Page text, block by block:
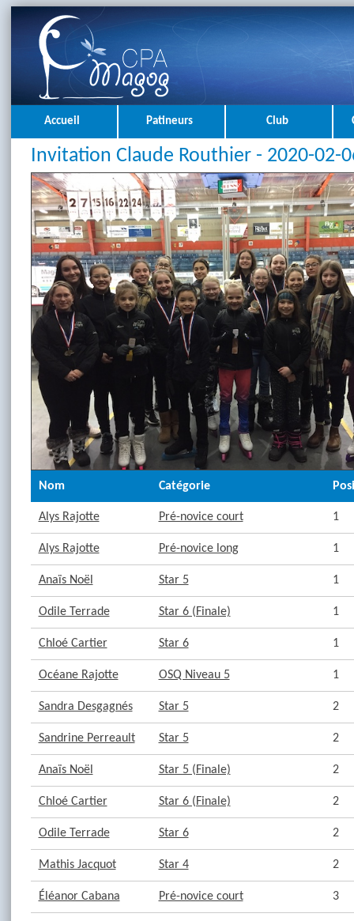
Accueil Patineurs Club
Invitation Claude Routhier - 2020-02-
Nom Catégorie
Alys Rajotte Pré-novice court 1
Alys Rajotte Pré-novice long 1
Anaïs Noël Star 5 1
Odile Terrade Star 6 (Finale) 1
Chloé Cartier Star 6 1
Océane Rajotte OSQ Niveau 5 1
Sandra Desgagnés Star 5 2
Sandrine Perreault Star 5 2
Anaïs Noël Star 5 (Finale) 2
Chloé Cartier Star 6 (Finale) 2
Odile Terrade Star 6 2
Mathis Jacquot Star 4 2
Éléanor Cabana Pré-novice court 3